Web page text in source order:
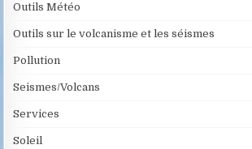
Outils Météo
Outils sur le volcanisme et les séismes
Pollution
Seismes/Volcans
Services
Soleil